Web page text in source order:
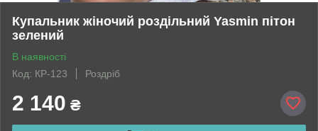
Купальник жіночий роздільний Yasmin пітон
зелений
В наявності
Код: КР-123
Роздріб
2 140 ₴